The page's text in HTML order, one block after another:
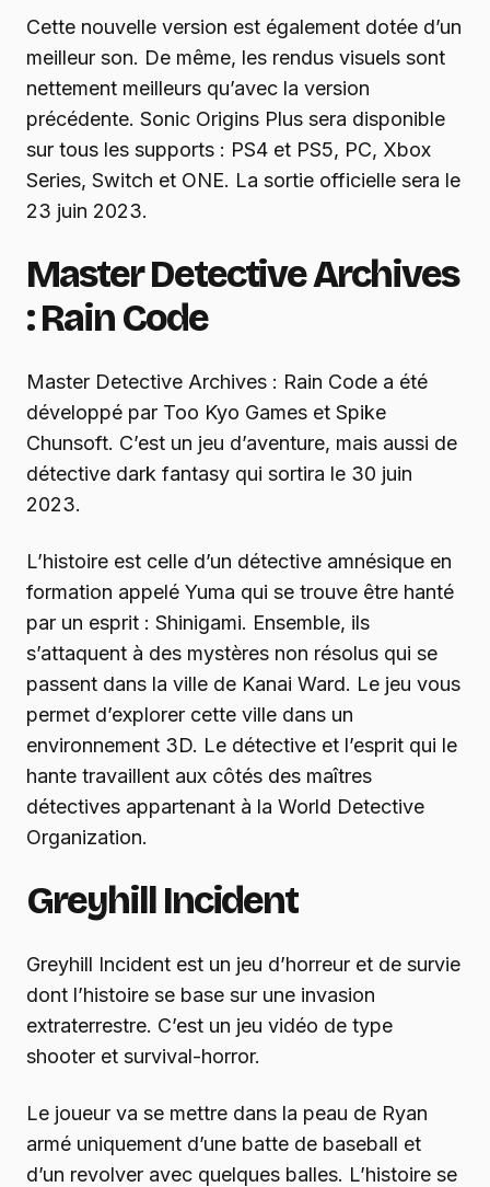
Cette nouvelle version est également dotée d’un
meilleur son. De même, les rendus visuels sont
nettement meilleurs qu’avec la version
précédente. Sonic Origins Plus sera disponible
sur tous les supports : PS4 et PS5, PC, Xbox
Series, Switch et ONE. La sortie officielle sera le
23 juin 2023.
Master Detective Archives
: Rain Code
Master Detective Archives : Rain Code a été
développé par Too Kyo Games et Spike
Chunsoft. C’est un jeu d’aventure, mais aussi de
détective dark fantasy qui sortira le 30 juin
2023.
L’histoire est celle d’un détective amnésique en
formation appelé Yuma qui se trouve être hanté
par un esprit : Shinigami. Ensemble, ils
s’attaquent à des mystères non résolus qui se
passent dans la ville de Kanai Ward. Le jeu vous
permet d’explorer cette ville dans un
environnement 3D. Le détective et l’esprit qui le
hante travaillent aux côtés des maîtres
détectives appartenant à la World Detective
Organization.
Greyhill Incident
Greyhill Incident est un jeu d’horreur et de survie
dont l’histoire se base sur une invasion
extraterrestre. C’est un jeu vidéo de type
shooter et survival-horror.
Le joueur va se mettre dans la peau de Ryan
armé uniquement d’une batte de baseball et
d’un revolver avec quelques balles. L’histoire se